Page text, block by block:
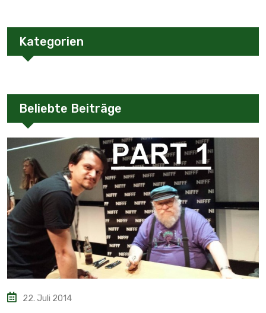
Kategorien
Beliebte Beiträge
22. Juli 2014